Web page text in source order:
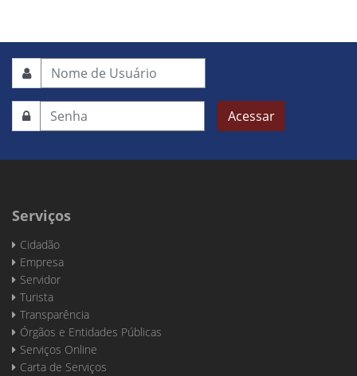
Acessar
Serviços
Cidadão
Empresa
Servidor
Turista
Transparência
Órgãos e Entidades Públicas
Serviços Online
Carta de Serviços